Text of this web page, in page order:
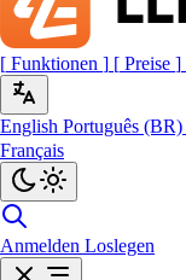
[ Funktionen ] [ Preise ]
English Português (BR)
Français
Anmelden Loslegen